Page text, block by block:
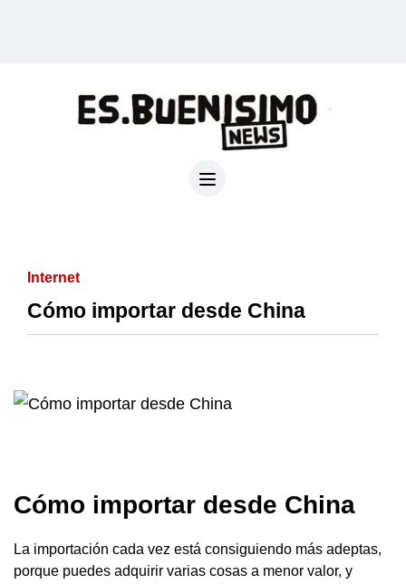
Internet
Cómo importar desde China
Cómo importar desde China
La importación cada vez está consiguiendo más adeptas,
porque puedes adquirir varias cosas a menor valor, y